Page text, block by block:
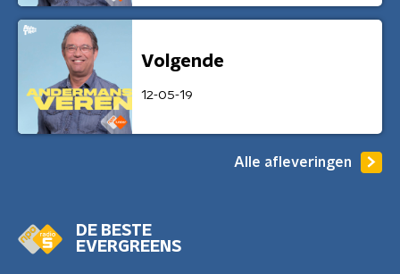
Volgende
12-05-19
Alle afleveringen
DE BESTE
EVERGREENS